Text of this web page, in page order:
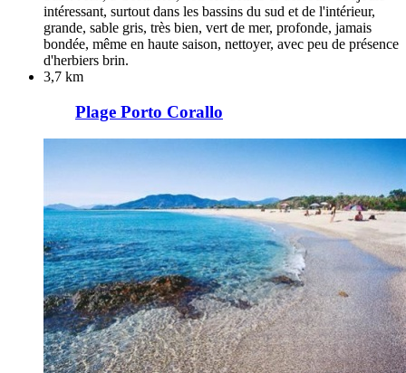
intéressant, surtout dans les bassins du sud et de l'intérieur,
grande, sable gris, très bien, vert de mer, profonde, jamais
bondée, même en haute saison, nettoyer, avec peu de présence
d'herbiers brin.
3,7 km
Plage Porto Corallo